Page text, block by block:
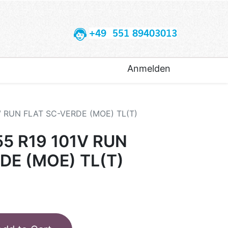
+49 551 89403013
Anmelden
FLAT SC-VERDE (MOE) TL(T)
R19 101V RUN
(MOE) TL(T)